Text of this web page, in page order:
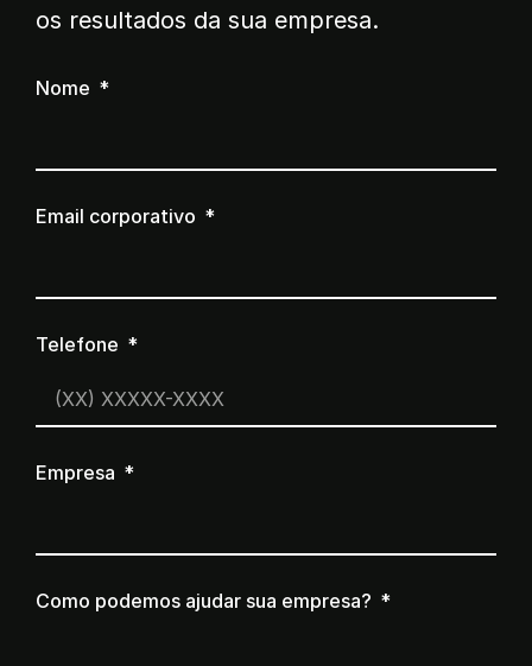
os resultados da sua empresa.
Nome
Email corporativo
Telefone
Empresa
Como podemos ajudar sua empresa?